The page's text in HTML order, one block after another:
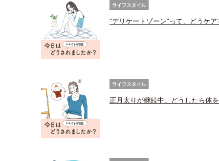
ライフスタイル
“デリケートゾーン”って、どうケ
ライフスタイル
正月太りが継続中。どうしたら体